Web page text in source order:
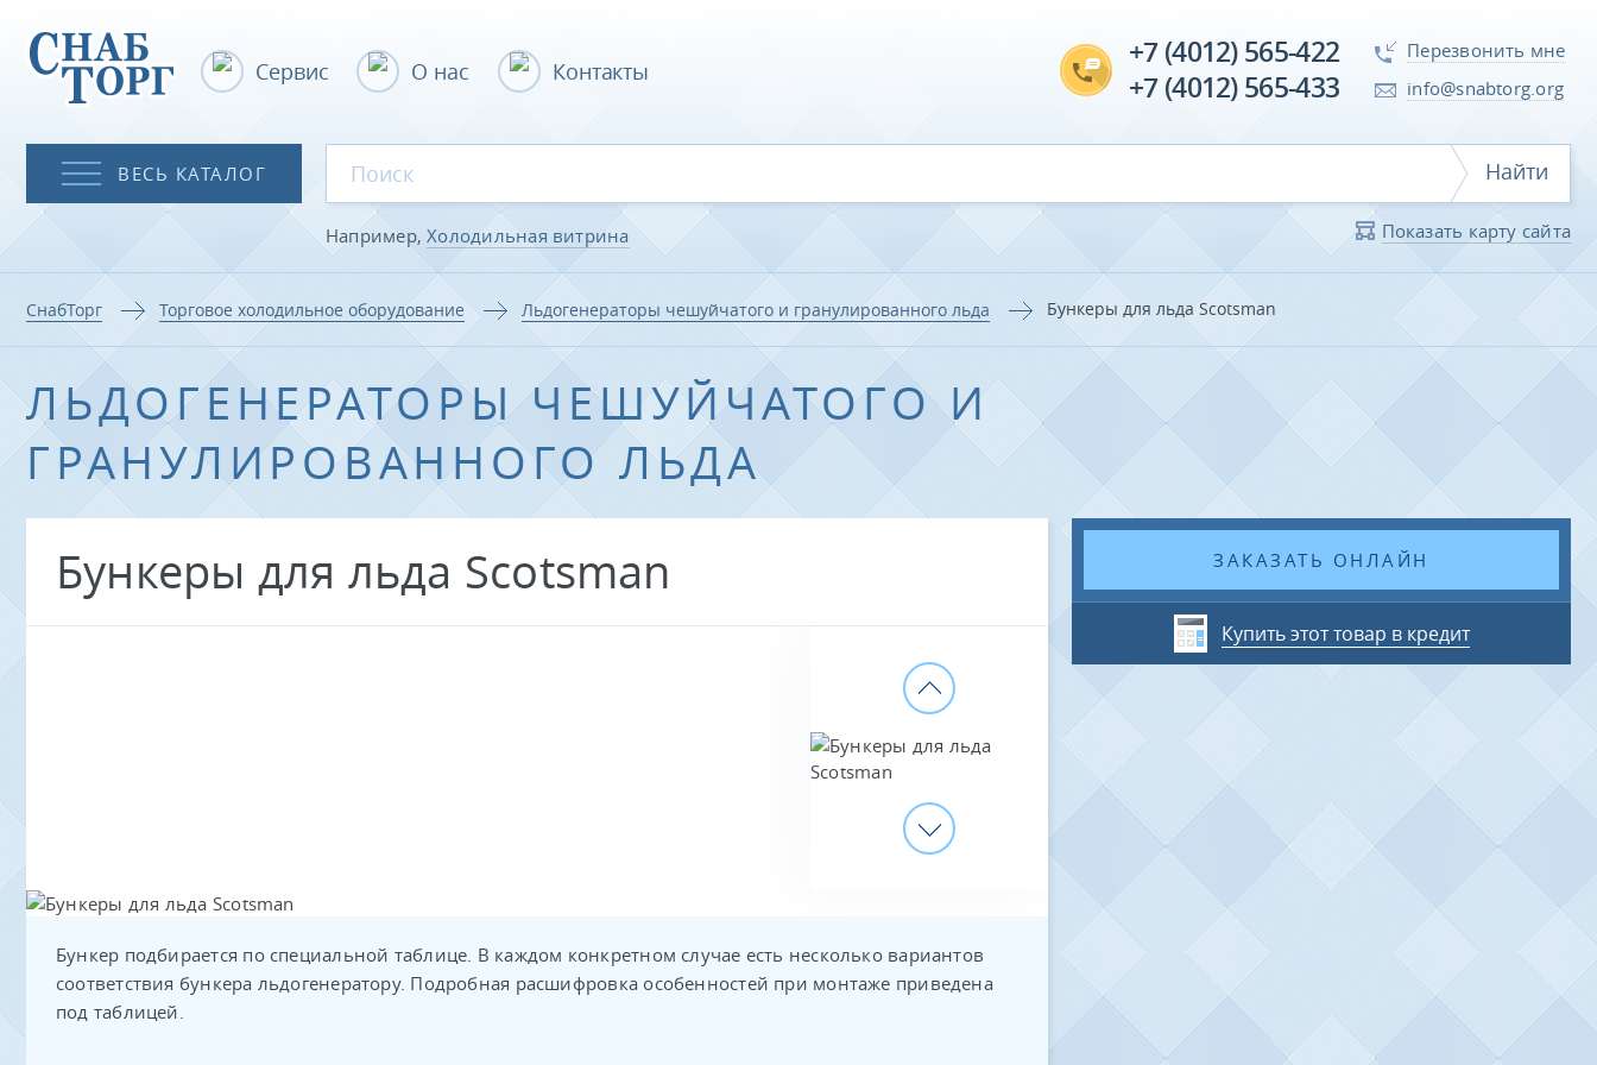
Сервис О нас Контакты
+7 (4012) 565-422
+7 (4012) 565-433
Перезвонить мне
info@snabtorg.org
ВЕСЬ КАТАЛОГ Найти
Показать карту сайта
Например,Холодильная витрина
СнабТорг Торговое холодильное оборудование Льдогенераторы чешуйчатого и гранулированного льда Бункеры для льда Scotsman
ЛЬДОГЕНЕРАТОРЫ ЧЕШУЙЧАТОГО И
ГРАНУЛИРОВАННОГО ЛЬДА
Бункеры для льда Scotsman
Бункер подбирается по специальной таблице. В каждом конкретном случае есть несколько вариантов
соответствия бункера льдогенератору. Подробная расшифровка особенностей при монтаже приведена
под таблицей.
ЗАКАЗАТЬ ОНЛАЙН
Купить этот товар в кредит